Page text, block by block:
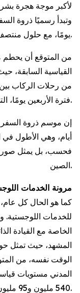
لأكبر موجة هجرة
يومًا، مع حلول منتصف ليل 2 فبراير، قبيل أهم عطلة في البلاد.
من المتوقع أن يحطم
القياسية السابقة،
فترة الأربعين يومًا، التي تمتد حتى 13 مارس.
أيام، وهي الأطول
فحسب، بل يمثل صورة
الصين.
مرونة الخدمات
للخدمات اللوجستية.
الخاصة مع القيادة
الوقت نفسه، من
المدني مستويات
540 مليون و95 مليون مسافر على التوالي.